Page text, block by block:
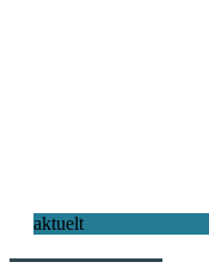
aktuelt